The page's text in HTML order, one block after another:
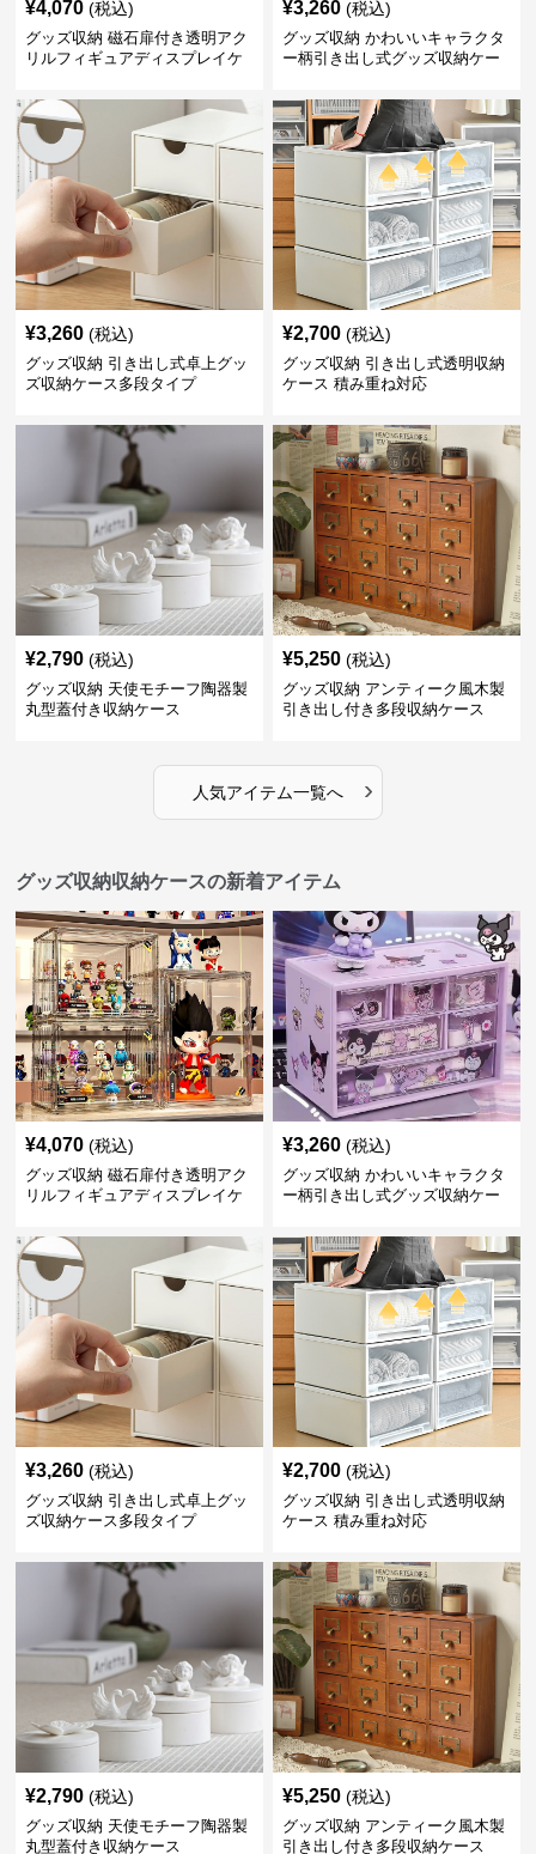
¥4,070 (税込)
グッズ収納 磁石扉付き透明アク
リルフィギュアディスプレイケ
¥3,260 (税込)
グッズ収納 かわいいキャラクタ
ー柄引き出し式グッズ収納ケー
¥3,260 (税込)
グッズ収納 引き出し式卓上グッ
ズ収納ケース多段タイプ
¥2,700 (税込)
グッズ収納 引き出し式透明収納
ケース 積み重ね対応
¥2,790 (税込)
グッズ収納 天使モチーフ陶器製
丸型蓋付き収納ケース
¥5,250 (税込)
グッズ収納 アンティーク風木製
引き出し付き多段収納ケース
人気アイテム一覧へ ›
グッズ収納収納ケースの新着アイテム
¥4,070 (税込)
グッズ収納 磁石扉付き透明アク
リルフィギュアディスプレイケ
¥3,260 (税込)
グッズ収納 かわいいキャラクタ
ー柄引き出し式グッズ収納ケー
¥3,260 (税込)
グッズ収納 引き出し式卓上グッ
ズ収納ケース多段タイプ
¥2,700 (税込)
グッズ収納 引き出し式透明収納
ケース 積み重ね対応
¥2,790 (税込)
グッズ収納 天使モチーフ陶器製
丸型蓋付き収納ケース
¥5,250 (税込)
グッズ収納 アンティーク風木製
引き出し付き多段収納ケース